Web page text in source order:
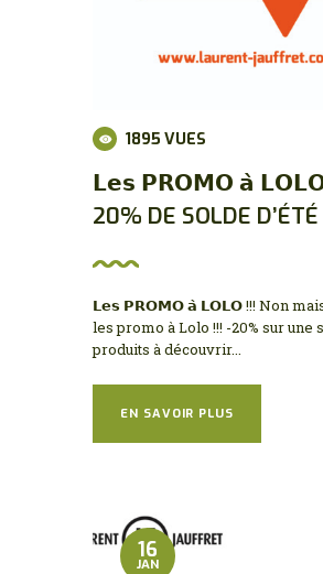
1895 VUES
𝗟𝗲𝘀 𝗣𝗥𝗢𝗠𝗢 𝗮̀
20% DE SOLDE
𝗟𝗲𝘀 𝗣𝗥𝗢𝗠𝗢 𝗮̀ 𝗟𝗢𝗟𝗢 !!! Non
les promo à Lolo !!! -20% sur une
produits à découvrir...
EN SAVOIR PLUS
16
JAN